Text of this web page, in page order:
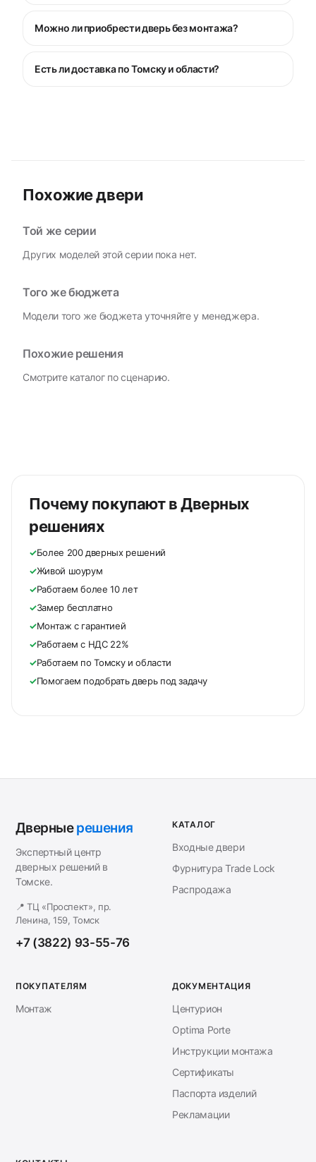
Можно ли приобрести дверь без монтажа?
Есть ли доставка по Томску и области?
Похожие двери
Той же серии
Других моделей этой серии пока нет.
Того же бюджета
Модели того же бюджета уточняйте у менеджера.
Похожие решения
Смотрите каталог по сценарию.
Почему покупают в Дверных
решениях
✓Более 200 дверных решений
✓Живой шоурум
✓Работаем более 10 лет
✓Замер бесплатно
✓Монтаж с гарантией
✓Работаем с НДС 22%
✓Работаем по Томску и области
✓Помогаем подобрать дверь под задачу
Дверныерешения
Экспертный центр
дверных решений в
Томске.
📍 ТЦ «Проспект», пр.
Ленина, 159, Томск
+7 (3822) 93-55-76
КАТАЛОГ
Входные двери
Фурнитура Trade Lock
Распродажа
ПОКУПАТЕЛЯМ
Монтаж
ДОКУМЕНТАЦИЯ
Центурион
Optima Porte
Инструкции монтажа
Сертификаты
Паспорта изделий
Рекламации